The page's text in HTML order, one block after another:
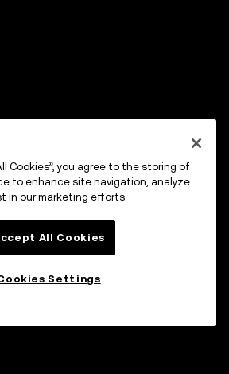
Cookies”, you agree to the storing of
to enhance site navigation, analyze
in our marketing efforts.
All Cookies
Settings